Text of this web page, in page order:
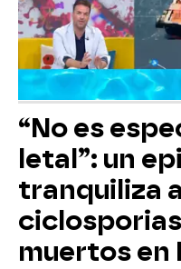
“No es
letal”: un
tranquiliza
muertos en